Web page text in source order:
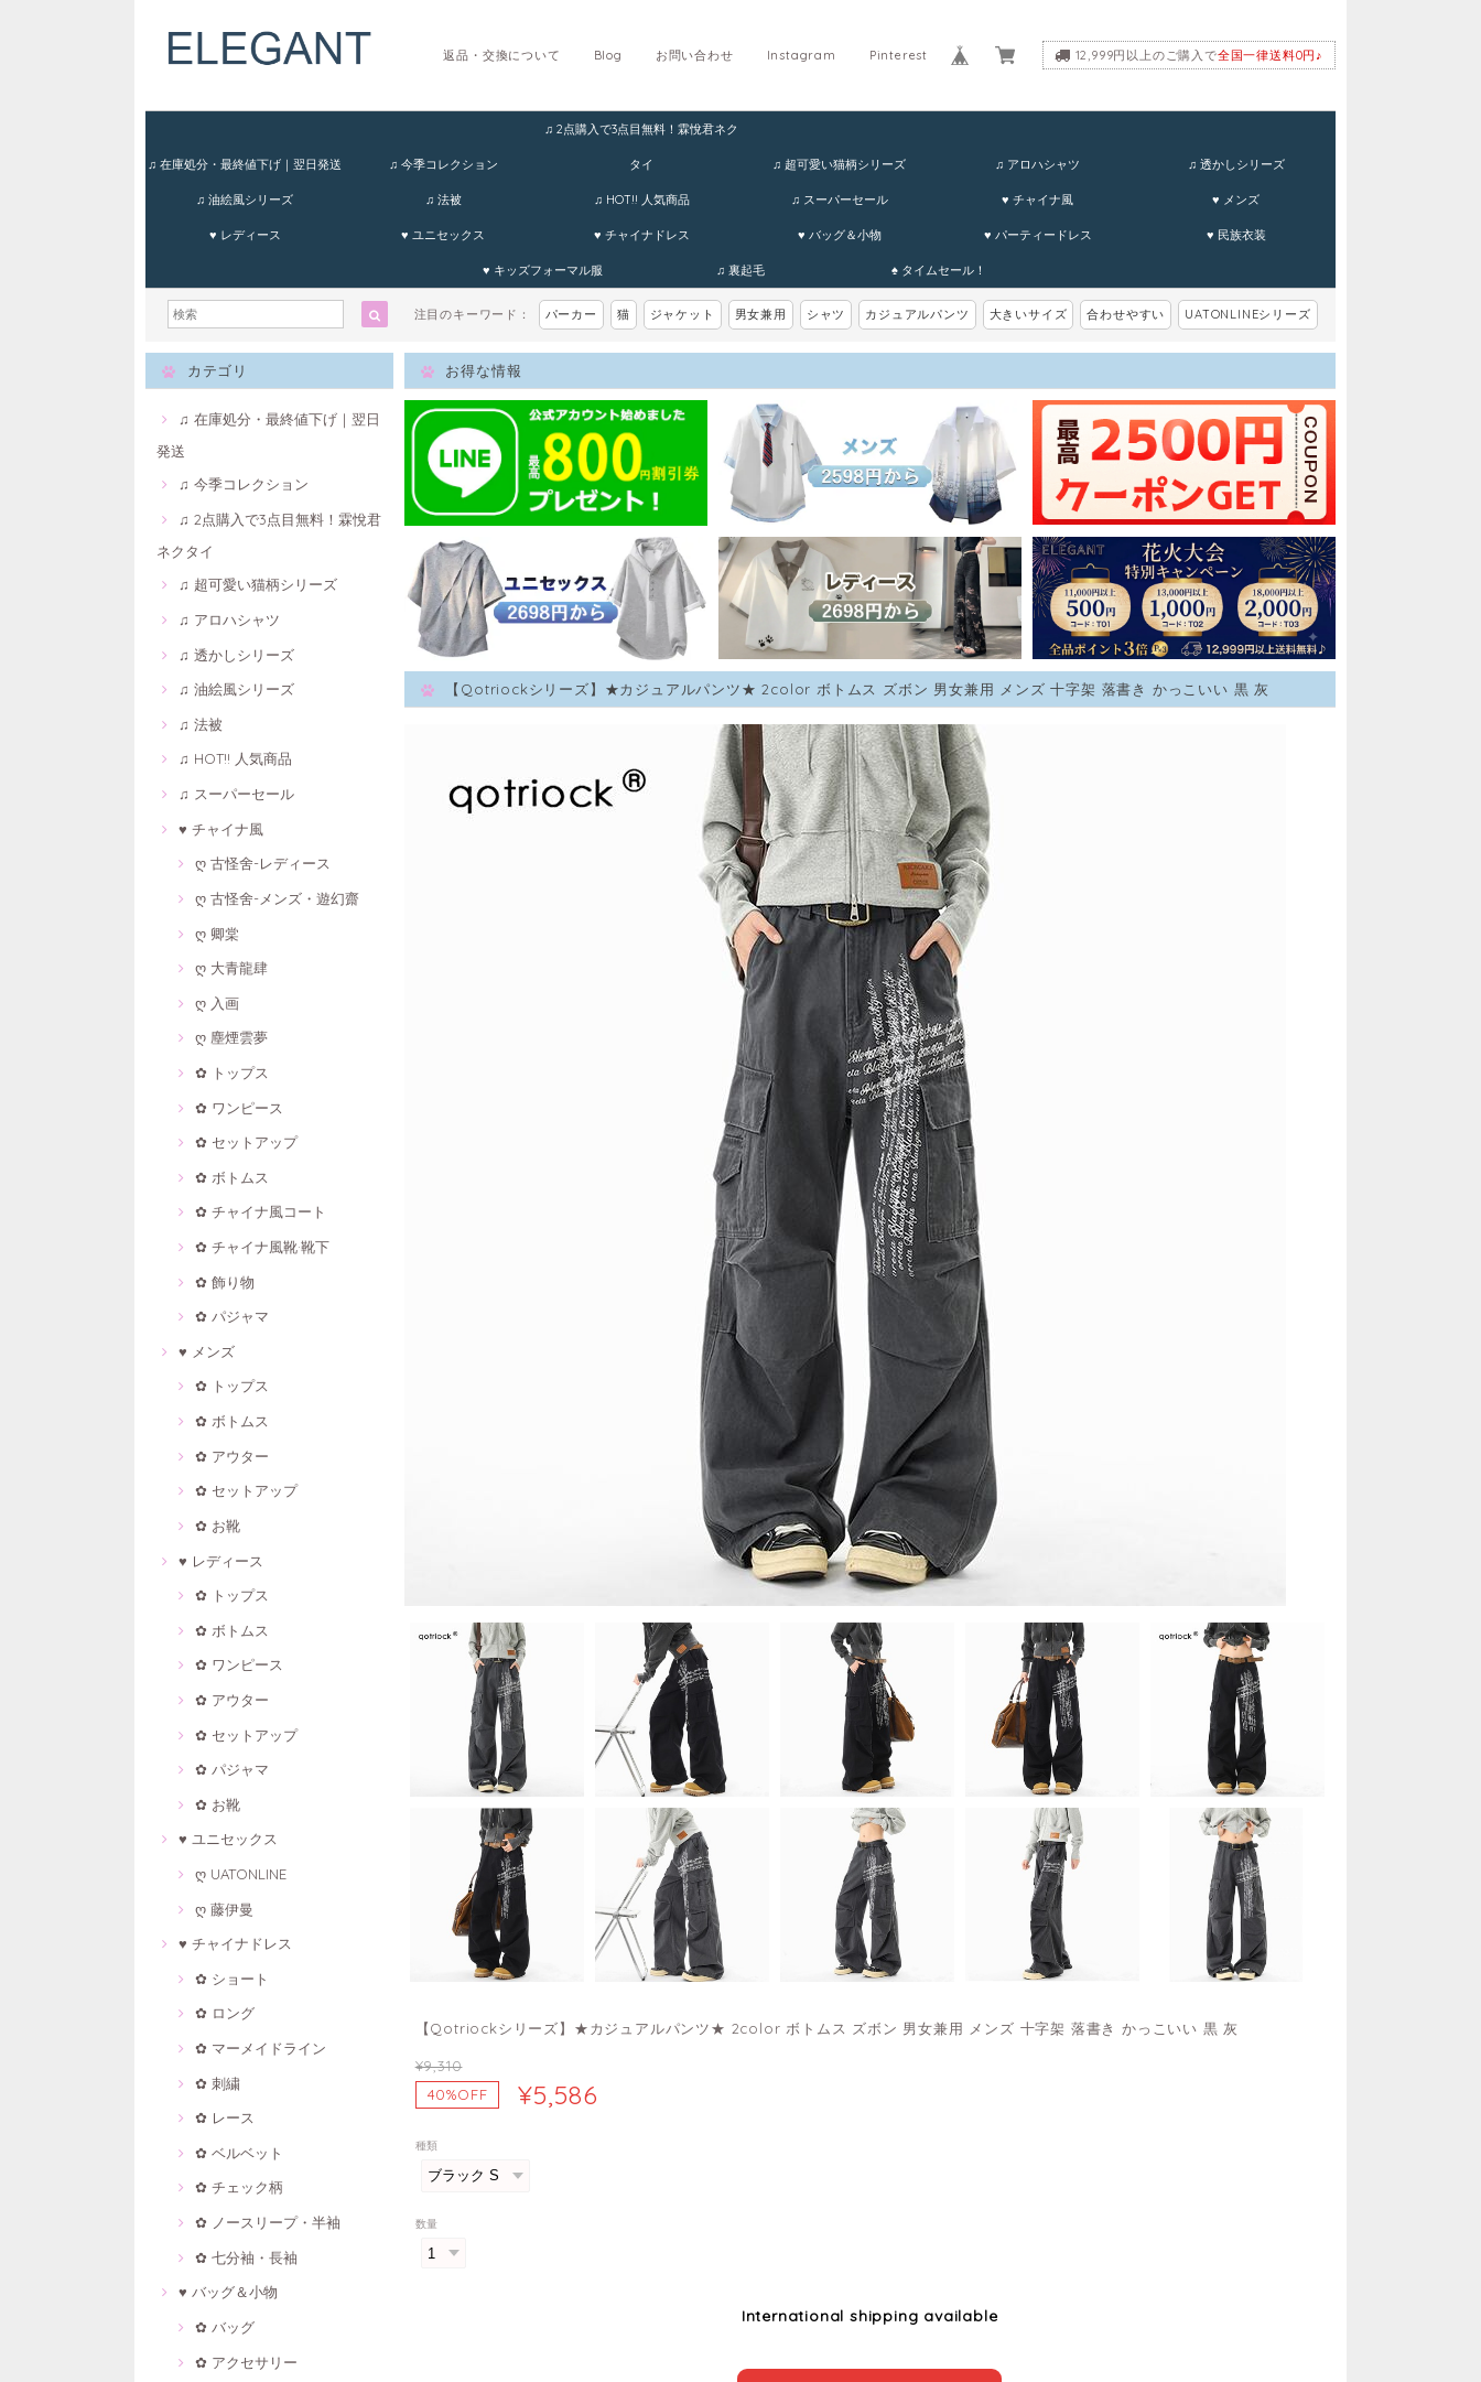
12,999円以上のご購入で全国一律送料0円♪
Pinterest
Instagram
お問い合わせ
Blog
返品・交換について
♫ 在庫処分・最終値下げ｜翌日発送 ♫ 今季コレクション
♫ 2点購入で3点目無料！霖悅君ネク
タイ ♫ 超可愛い猫柄シリーズ ♫ アロハシャツ ♫ 透かしシリーズ
♫ 油絵風シリーズ ♫ 法被 ♫ HOT!! 人気商品 ♫ スーパーセール ♥ チャイナ風 ♥ メンズ
♥ レディース ♥ ユニセックス ♥ チャイナドレス ♥ バッグ＆小物 ♥ パーティードレス ♥ 民族衣装
♥ キッズフォーマル服 ♫ 裏起毛 ♠ タイムセール！
注目のキーワード： パーカー 猫 ジャケット 男女兼用 シャツ カジュアルパンツ 大きいサイズ 合わせやすい UATONLINEシリーズ
カテゴリ
♫ 在庫処分・最終値下げ｜翌日
発送
♫ 今季コレクション
♫ 2点購入で3点目無料！霖悅君
ネクタイ
♫ 超可愛い猫柄シリーズ
♫ アロハシャツ
♫ 透かしシリーズ
♫ 油絵風シリーズ
♫ 法被
♫ HOT!! 人気商品
♫ スーパーセール
♥ チャイナ風
ღ 古怪舍-レディース
ღ 古怪舍-メンズ・遊幻齋
ღ 卿棠
ღ 大青龍肆
ღ 入画
ღ 塵煙雲夢
✿ トップス
✿ ワンピース
✿ セットアップ
✿ ボトムス
✿ チャイナ風コート
✿ チャイナ風靴·靴下
✿ 飾り物
✿ パジャマ
♥ メンズ
✿ トップス
✿ ボトムス
✿ アウター
✿ セットアップ
✿ お靴
♥ レディース
✿ トップス
✿ ボトムス
✿ ワンピース
✿ アウター
✿ セットアップ
✿ パジャマ
✿ お靴
♥ ユニセックス
ღ UATONLINE
ღ 藤伊曼
♥ チャイナドレス
✿ ショート
✿ ロング
✿ マーメイドライン
✿ 刺繍
✿ レース
✿ ベルベット
✿ チェック柄
✿ ノースリープ・半袖
✿ 七分袖・長袖
♥ バッグ＆小物
✿ バッグ
✿ アクセサリー
お得な情報
【Qotriockシリーズ】★カジュアルパンツ★ 2color ボトムス ズボン 男女兼用 メンズ 十字架 落書き かっこいい 黒 灰
【Qotriockシリーズ】★カジュアルパンツ★ 2color ボトムス ズボン 男女兼用 メンズ 十字架 落書き かっこいい 黒 灰
¥9,310
40%OFF
¥5,586
種類
数量
International shipping available